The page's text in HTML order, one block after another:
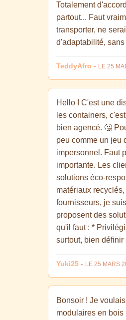
Totalement
partout... Faut
transporter, ne
d'adaptabilité,
TeddyAfro - LE 25
Hello ! C'est une
les containers,
bien agencé. 🤔
peu comme un jeu
impersonnel. Faut
importante. Les
solutions éco-
matériaux
fournisseurs, je
proposent des
qu'il faut : *
surtout, bien
Yuki25 - LE 25 MARS
Bonsoir ! Je
modulaires en bois